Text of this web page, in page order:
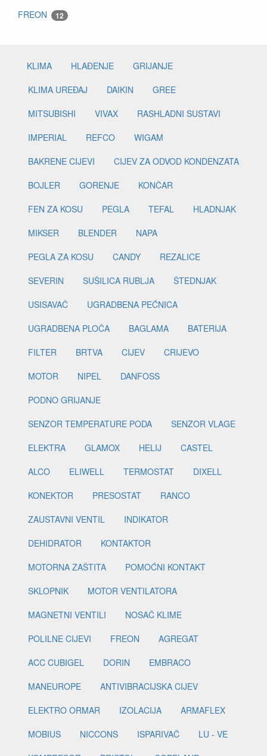
FREON 12
KLIMA HLAĐENJE
GRIJANJE
KLIMA UREĐAJ
DAIKIN
GREE
MITSUBISHI
VIVAX
RASHLADNI SUSTAVI
IMPERIAL
REFCO
WIGAM
BAKRENE CIJEVI
CIJEV ZA ODVOD KONDENZATA
BOJLER
GORENJE
KONČAR
FEN ZA KOSU
PEGLA TEFAL
HLADNJAK
MIKSER
BLENDER
NAPA
PEGLA ZA KOSU
CANDY
REZALICE
SEVERIN
SUŠILICA RUBLJA
ŠTEDNJAK
USISAVAČ
UGRADBENA PEĆNICA
UGRADBENA PLOČA
BAGLAMA
BATERIJA
FILTER
BRTVA CIJEV
CRIJEVO
MOTOR
NIPEL
DANFOSS
PODNO GRIJANJE
SENZOR TEMPERATURE PODA
SENZOR VLAGE
ELEKTRA
GLAMOX HELIJ
CASTEL
ALCO
ELIWELL TERMOSTAT
DIXELL
KONEKTOR
PRESOSTAT
RANCO
ZAUSTAVNI VENTIL
INDIKATOR
DEHIDRATOR
KONTAKTOR
MOTORNA ZAŠTITA
POMOĆNI KONTAKT
SKLOPNIK
MOTOR VENTILATORA
MAGNETNI VENTILI
NOSAČ KLIME
POLILNE CIJEVI
FREON
AGREGAT
ACC CUBIGEL
DORIN
EMBRACO
MANEUROPE
ANTIVIBRACIJSKA CIJEV
ELEKTRO ORMAR
IZOLACIJA
ARMAFLEX
MOBIUS
NICCONS ISPARIVAČ
LU - VE